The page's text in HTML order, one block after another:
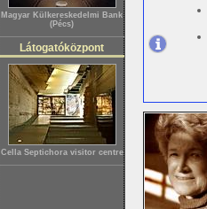
Magyar Külkereskedelmi Bank
(Pécs)
Látogatóközpont
Cella Septichora visitor centre